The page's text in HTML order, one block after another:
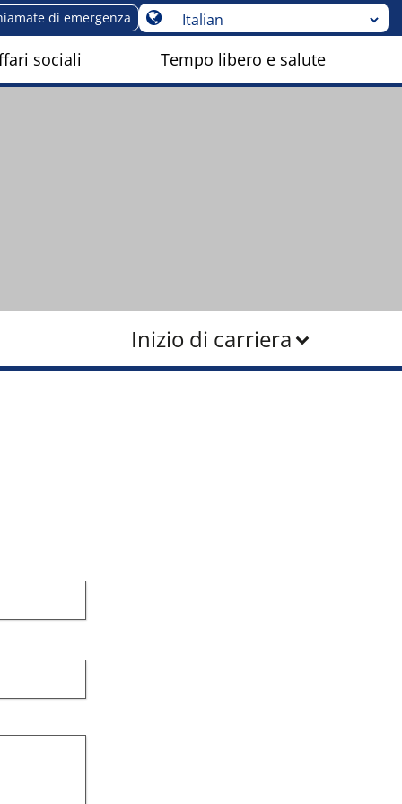
di emergenza
sociali Tempo libero e salute
Inizio di carriera